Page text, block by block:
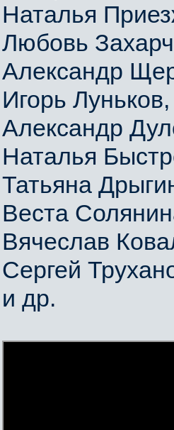
Наталья
Любовь
Александр
Игорь
Александр
Наталья
Татьяна
Веста
Вячеслав
Сергей
и др.